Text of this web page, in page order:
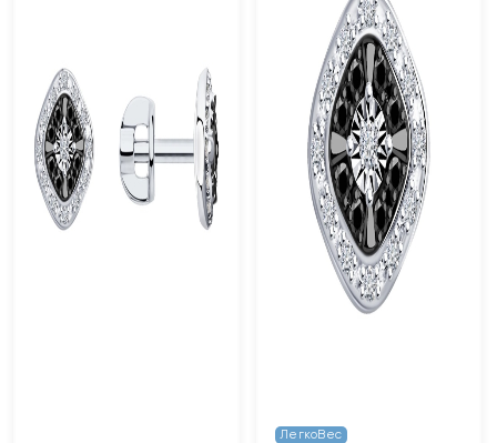
ЛегкоВес